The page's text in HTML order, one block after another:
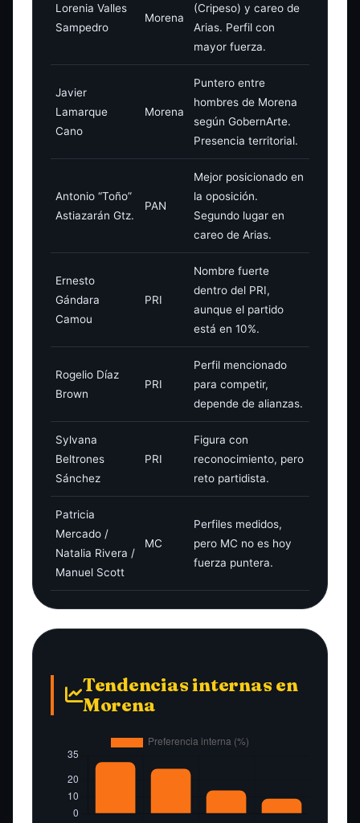
Lorenia Valles
Sampedro
Morena
(Cripeso) y careo de
Arias. Perfil con
mayor fuerza.
Javier
Lamarque
Cano
Morena
Puntero entre
hombres de Morena
según GobernArte.
Presencia territorial.
Antonio “Toño”
Astiazarán Gtz.
PAN
Mejor posicionado en
la oposición.
Segundo lugar en
careo de Arias.
Ernesto
Gándara
Camou
PRI
Nombre fuerte
dentro del PRI,
aunque el partido
está en 10%.
Rogelio Díaz
Brown
PRI
Perfil mencionado
para competir,
depende de alianzas.
Sylvana
Beltrones
Sánchez
PRI
Figura con
reconocimiento, pero
reto partidista.
Patricia
Mercado /
Natalia Rivera /
Manuel Scott
MC
Perfiles medidos,
pero MC no es hoy
fuerza puntera.
Tendencias internas en
Morena